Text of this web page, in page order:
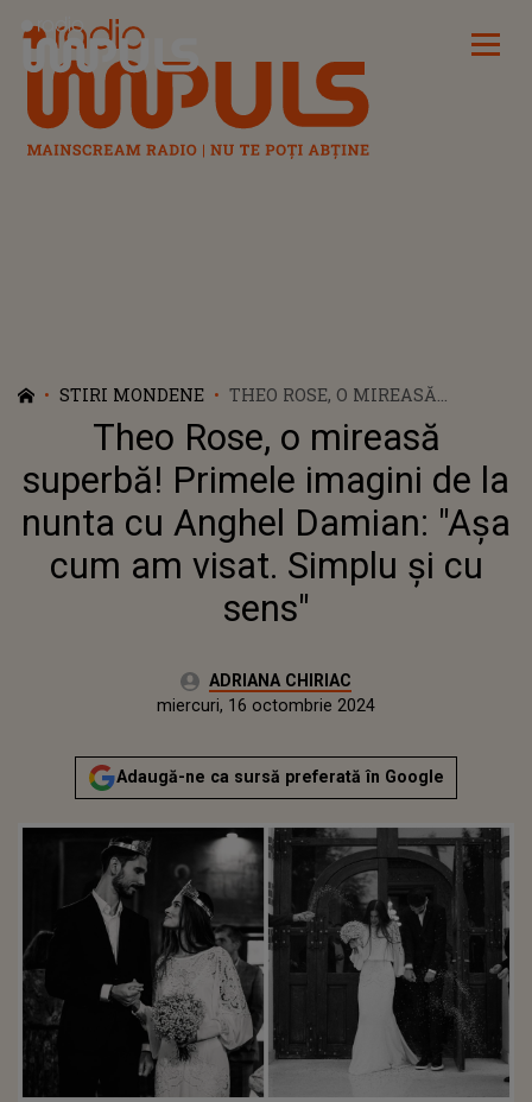
Radio Impuls
STIRI MONDENE
THEO ROSE, O MIREASĂ
SUPERBĂ! PRIMELE IMAGINI DE
LA NUNTA CU ANGHEL
DAMIAN: "AȘA CUM AM VISAT.
SIMPLU ȘI CU SENS"
Theo Rose, o mireasă
superbă! Primele imagini de la
nunta cu Anghel Damian: "Așa
cum am visat. Simplu și cu
sens"
Autor:ADRIANA CHIRIAC
miercuri, 16 octombrie 2024
Actualizat:
miercuri, 16 octombrie 2024
Adaugă-ne ca sursă preferată în Google